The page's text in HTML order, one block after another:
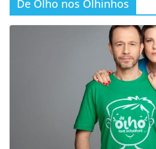
De Olho nos Olhinhos